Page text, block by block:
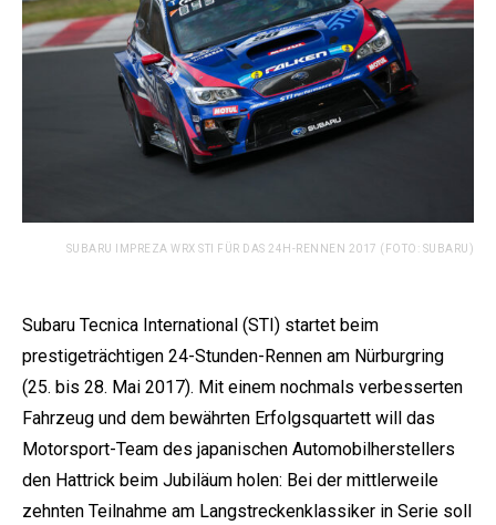
SUBARU IMPREZA WRX STI FÜR DAS 24H-RENNEN 2017 (FOTO: SUBARU)
Subaru Tecnica International (STI) startet beim
prestigeträchtigen 24-Stunden-Rennen am Nürburgring
(25. bis 28. Mai 2017). Mit einem nochmals verbesserten
Fahrzeug und dem bewährten Erfolgsquartett will das
Motorsport-Team des japanischen Automobilherstellers
den Hattrick beim Jubiläum holen: Bei der mittlerweile
zehnten Teilnahme am Langstreckenklassiker in Serie soll